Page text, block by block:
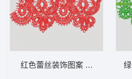
红色蕾丝装饰图案 水溶条码